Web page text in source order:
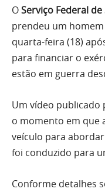
OServiço Federal de
prendeu um
quarta-feira (18)
para financiar o
estão em guerra
Um vídeo publicado
o momento em que
veículo para
foi conduzido para
Conforme detalhes